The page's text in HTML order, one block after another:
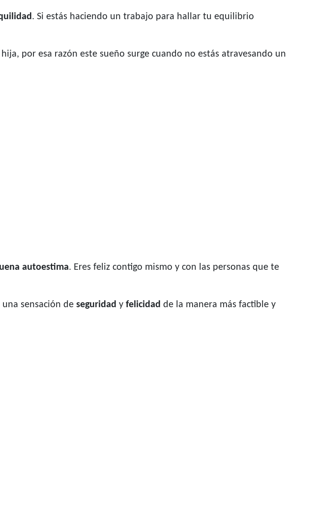
. Si estás haciendo un trabajo para hallar tu equilibrio
por esa razón este sueño surge cuando no estás atravesando un
autoestima. Eres feliz contigo mismo y con las personas que te
una sensación de seguridad y felicidad de la manera más factible y